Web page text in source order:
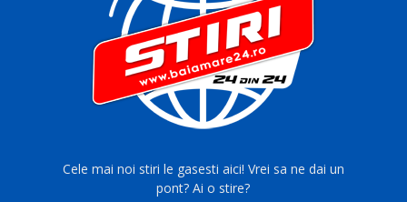
Cele mai noi stiri le gasesti aici! Vrei sa ne dai un
pont? Ai o stire?